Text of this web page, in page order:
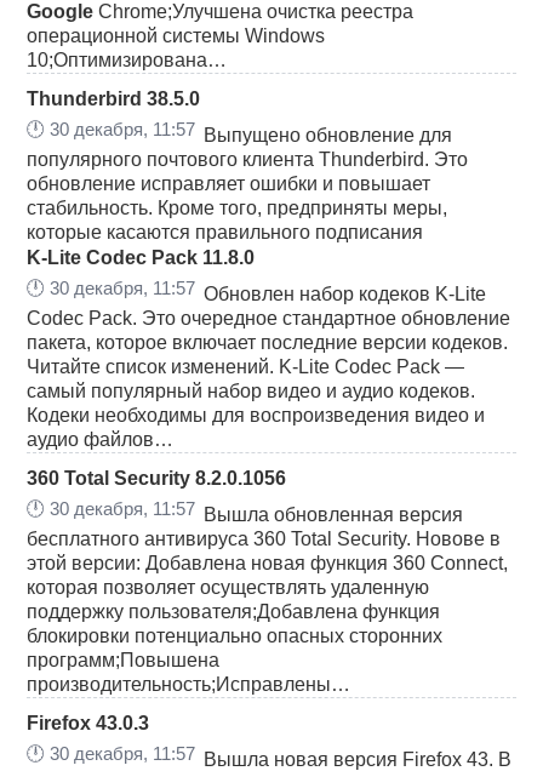
Google Chrome;Улучшена очистка реестра
операционной системы Windows
10;Оптимизирована…
Thunderbird 38.5.0
🕛30 декабря, 11:57 Выпущено обновление для
популярного почтового клиента Thunderbird. Это
обновление исправляет ошибки и повышает
стабильность. Кроме того, предприняты меры,
которые касаются правильного подписания
K-Lite Codec Pack 11.8.0
🕛30 декабря, 11:57 Обновлен набор кодеков K-Lite
Codec Pack. Это очередное стандартное обновление
пакета, которое включает последние версии кодеков.
Читайте список изменений. K-Lite Codec Pack —
самый популярный набор видео и аудио кодеков.
Кодеки необходимы для воспроизведения видео и
аудио файлов…
360 Total Security 8.2.0.1056
🕛30 декабря, 11:57 Вышла обновленная версия
бесплатного антивируса 360 Total Security. Новове в
этой версии: Добавлена новая функция 360 Connect,
которая позволяет осуществлять удаленную
поддержку пользователя;Добавлена функция
блокировки потенциально опасных сторонних
программ;Повышена
производительность;Исправлены…
Firefox 43.0.3
🕛30 декабря, 11:57 Вышла новая версия Firefox 43. В